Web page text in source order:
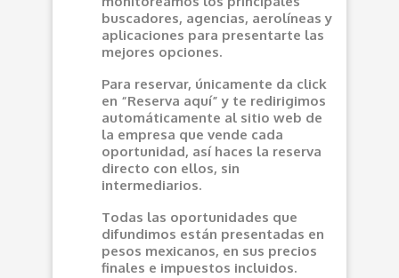
buscadores, agencias, aerolíneas y
aplicaciones para presentarte las
mejores opciones.
Para reservar, únicamente da click
en “Reserva aquí” y te redirigimos
automáticamente al sitio web de
la empresa que vende cada
oportunidad, así haces la reserva
directo con ellos, sin
intermediarios.
Todas las oportunidades que
difundimos están presentadas en
pesos mexicanos, en sus precios
finales e impuestos incluidos.